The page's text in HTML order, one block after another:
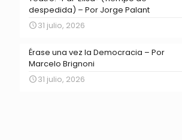
despedida) – Por Jorge Palant
31 julio, 2026
Érase una vez la Democracia – Por
Marcelo Brignoni
31 julio, 2026